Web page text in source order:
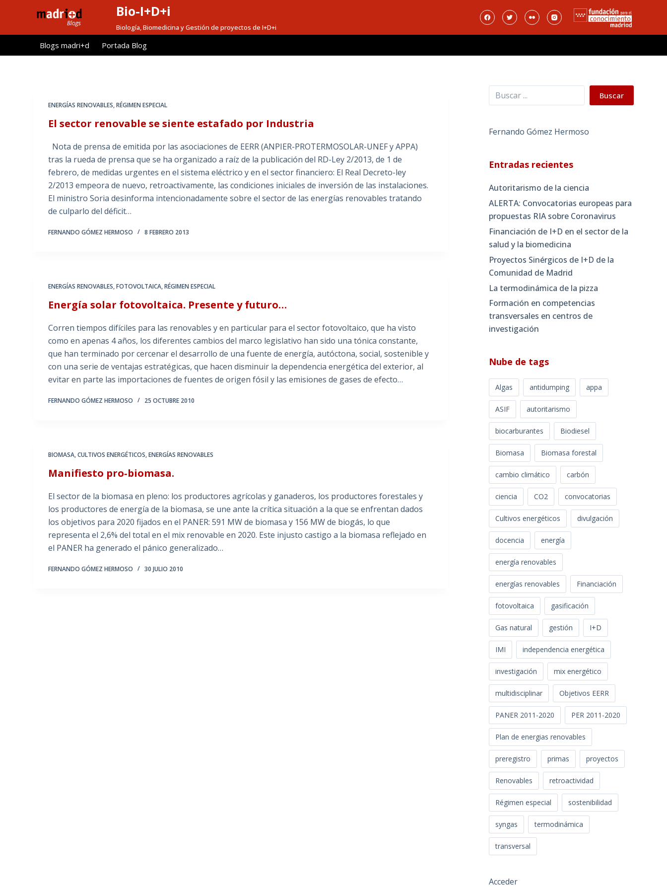
l
Bio-I+D+i
Biología, Biomedicina y Gestión de proyectos de I+D+i
Blogs madri+d Portada Blog
ENERGÍAS RENOVABLES,RÉGIMEN ESPECIAL
El sector renovable se siente estafado por Industria
Nota de prensa de emitida por las asociaciones de EERR (ANPIER-PROTERMOSOLAR-UNEF y APPA)
tras la rueda de prensa que se ha organizado a raíz de la publicación del RD-Ley 2/2013, de 1 de
febrero, de medidas urgentes en el sistema eléctrico y en el sector financiero: El Real Decreto-ley
2/2013 empeora de nuevo, retroactivamente, las condiciones iniciales de inversión de las instalaciones.
El ministro Soria desinforma intencionadamente sobre el sector de las energías renovables tratando
de culparlo del déficit…
FERNANDO GÓMEZ HERMOSO 8 FEBRERO 2013
ENERGÍAS RENOVABLES,FOTOVOLTAICA,RÉGIMEN ESPECIAL
Energía solar fotovoltaica. Presente y futuro…
Corren tiempos difíciles para las renovables y en particular para el sector fotovoltaico, que ha visto
como en apenas 4 años, los diferentes cambios del marco legislativo han sido una tónica constante,
que han terminado por cercenar el desarrollo de una fuente de energía, autóctona, social, sostenible y
con una serie de ventajas estratégicas, que hacen disminuir la dependencia energética del exterior, al
evitar en parte las importaciones de fuentes de origen fósil y las emisiones de gases de efecto…
FERNANDO GÓMEZ HERMOSO 25 OCTUBRE 2010
BIOMASA,CULTIVOS ENERGÉTICOS,ENERGÍAS RENOVABLES
Manifiesto pro‐biomasa.
El sector de la biomasa en pleno: los productores agrícolas y ganaderos, los productores forestales y
los productores de energía de la biomasa, se une ante la crítica situación a la que se enfrentan dados
los objetivos para 2020 fijados en el PANER: 591 MW de biomasa y 156 MW de biogás, lo que
representa el 2,6% del total en el mix renovable en 2020. Este injusto castigo a la biomasa reflejado en
el PANER ha generado el pánico generalizado…
FERNANDO GÓMEZ HERMOSO 30 JULIO 2010
Buscar Buscar
Fernando Gómez Hermoso
Entradas recientes
Autoritarismo de la ciencia
ALERTA: Convocatorias europeas para
propuestas RIA sobre Coronavirus
Financiación de I+D en el sector de la
salud y la biomedicina
Proyectos Sinérgicos de I+D de la
Comunidad de Madrid
La termodinámica de la pizza
Formación en competencias
transversales en centros de
investigación
Nube de tags
Algas antidumping appa
ASIF autoritarismo
biocarburantes Biodiesel
Biomasa Biomasa forestal
cambio climático carbón
ciencia CO2 convocatorias
Cultivos energéticos divulgación
docencia energía
energía renovables
energías renovables Financiación
fotovoltaica gasificación
Gas natural gestión I+D
IMI independencia energética
investigación mix energético
multidisciplinar Objetivos EERR
PANER 2011-2020 PER 2011-2020
Plan de energias renovables
preregistro primas proyectos
Renovables retroactividad
Régimen especial sostenibilidad
syngas termodinámica
transversal
Acceder